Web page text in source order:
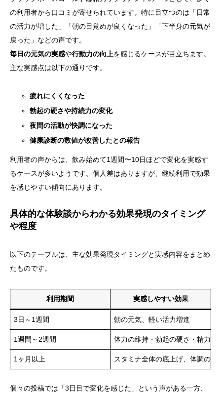
の利用者から口コミが寄せられています。特に目立つのは「日常
の活力が増した」「朝の目覚めが良くなった」「下半身の元気が
戻った」などの声です。
毎日の元気の実感や行動力の向上を感じるケースが目立ちます。
主な実感点は以下の通りです。
疲れにくくなった
勃起の硬さや持続力の変化
夜間の活動が快調になった
健康診断の数値が改善したとの報告
利用者の声からは、飲み始めて1週間〜10日ほどで変化を実感す
るケースが多いようです。個人差はありますが、継続利用で効果
を感じやすい傾向にあります。
具体的な体験談からわかる効果発現のタイミング
や程度
以下のテーブルは、主な効果発現タイミングと実感内容をまとめ
たものです。
利用期間 実感しやすい効果
3日～1週間 朝の元気、軽い活力増進
1週間～2週間 体力の維持・勃起の硬さ・精力ア
1ヶ月以上 スタミナ全体の底上げ、体調の安
個々の投稿では「3日目で変化を感じた」という声がある一方、